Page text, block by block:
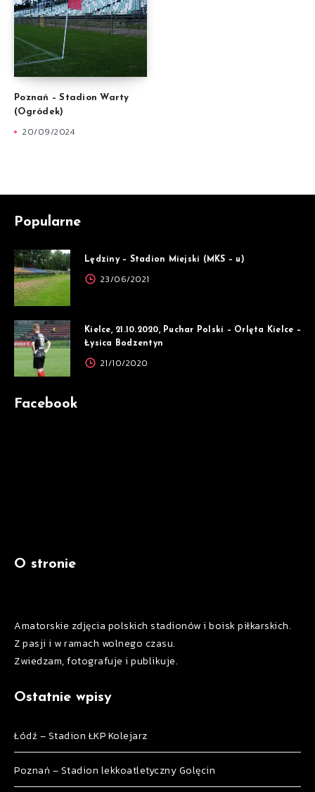
Poznań – Stadion Warty
(Ogródek)
20/09/2024
Popularne
Lędziny – Stadion Miejski (MKS – u)
23/06/2021
Kielce, 21.10.2020, Puchar Polski – Orlęta Kielce –
Łysica Bodzentyn
21/10/2020
Facebook
O stronie
Amatorskie zdjęcia polskich stadionów i boisk piłkarskich.
Z pasji i w ramach wolnego czasu.
Zwiedzam, fotografuje i publikuje.
Ostatnie wpisy
Łódź – Stadion ŁKP Kolejarz
Poznań – Stadion lekkoatletyczny Golęcin